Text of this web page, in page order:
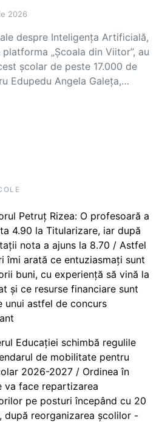
2026
despre Inteligența Artificială,
„Școala din Viitor”, au
școlar de peste 17.000 de
Edupedu Angela Galeța,…
Petruț Rizea: O profesoară a
4.90 la Titularizare, iar după
nota a ajuns la 8.70 / Astfel
îmi arată ce entuziasmați sunt
buni, cu experiență să vină la
și ce resurse financiare sunt
unui astfel de concurs
Educației schimbă regulile
de mobilitate pentru
2026-2027 / Ordinea în
va face repartizarea
pe posturi începând cu 20
după reorganizarea școlilor -